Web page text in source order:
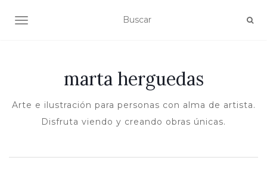
ALTERNAR NAVEGACIÓN
marta herguedas
Arte e ilustración para personas con alma de artista.
Disfruta viendo y creando obras únicas.